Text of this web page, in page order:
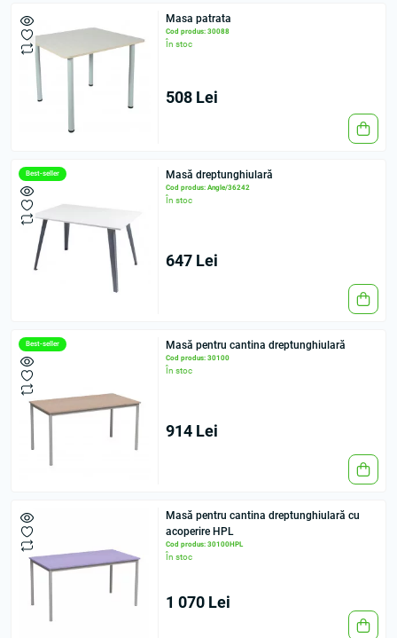
Masa patrata
Cod produs: 30088
În stoc
508 Lei
Best-seller Masă dreptunghiulară
Cod produs: Angle/36242
În stoc
647 Lei
Best-seller Masă pentru cantina dreptunghiulară
Cod produs: 30100
În stoc
914 Lei
Masă pentru cantina dreptunghiulară cu
acoperire HPL
Cod produs: 30100HPL
În stoc
1 070 Lei